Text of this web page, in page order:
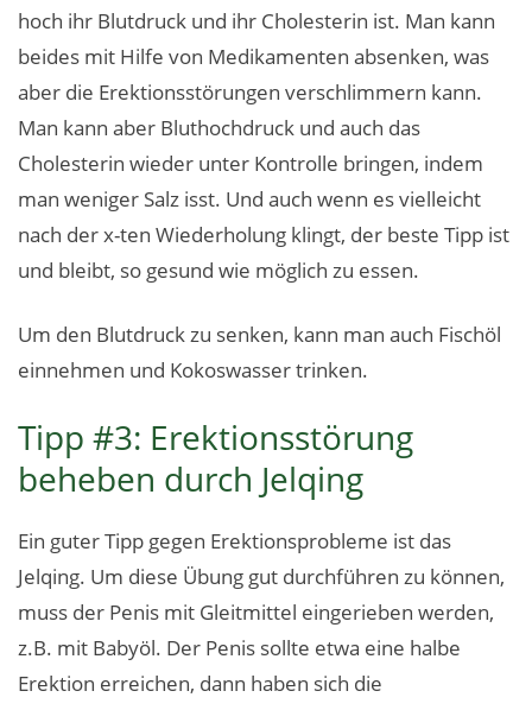
hoch ihr Blutdruck und ihr Cholesterin ist. Man kann
beides mit Hilfe von Medikamenten absenken, was
aber die Erektionsstörungen verschlimmern kann.
Man kann aber Bluthochdruck und auch das
Cholesterin wieder unter Kontrolle bringen, indem
man weniger Salz isst. Und auch wenn es vielleicht
nach der x-ten Wiederholung klingt, der beste Tipp ist
und bleibt, so gesund wie möglich zu essen.
Um den Blutdruck zu senken, kann man auch Fischöl
einnehmen und Kokoswasser trinken.
Tipp #3: Erektionsstörung
beheben durch Jelqing
Ein guter Tipp gegen Erektionsprobleme ist das
Jelqing. Um diese Übung gut durchführen zu können,
muss der Penis mit Gleitmittel eingerieben werden,
z.B. mit Babyöl. Der Penis sollte etwa eine halbe
Erektion erreichen, dann haben sich die